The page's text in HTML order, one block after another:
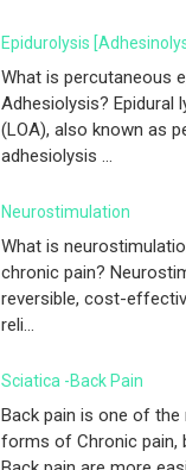
Epidurolysis
What is percutaneous
Adhesiolysis? Epidural
(LOA), also known as
adhesiolysis ...
Neurostimulation
What is
chronic pain?
reversible, cost-
reli...
Sciatica -Back Pain
Back pain is one of
forms of Chronic